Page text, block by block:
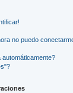
no puedo